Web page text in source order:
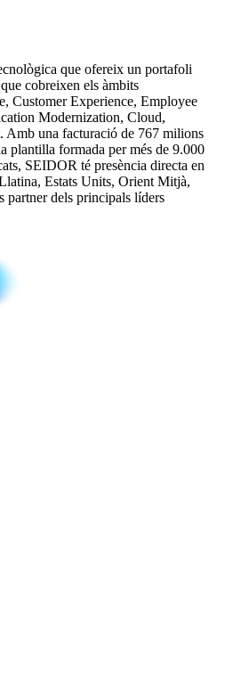
que ofereix un portafoli
cobreixen els àmbits
Customer Experience, Employee
Modernization, Cloud,
Amb una facturació de 767 milions
plantilla formada per més de 9.000
SEIDOR té presència directa en
Estats Units, Orient Mitjà,
dels principals líders